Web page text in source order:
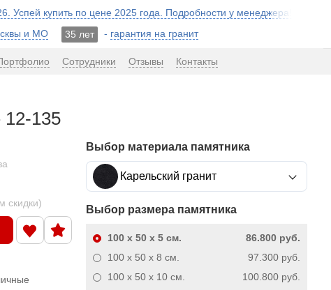
Успей купить по цене 2025 года. Подробности у менеджера!
и МО 35 лет - гарантия на гранит
Сотрудники Отзывы Контакты
12-135
скидки)
Выбор материала памятника
Карельский гранит
Выбор размера памятника
86.800 руб.
100 x 50 x 5см.
97.300 руб.
100 x 50 x 8 см.
100.800 руб.
100 x 50 x 10см.